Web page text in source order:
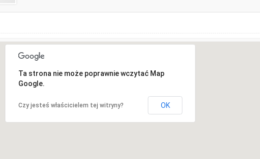
Ta strona nie może poprawnie wczytać Map
Google.
Czy jesteś właścicielem tej witryny? OK